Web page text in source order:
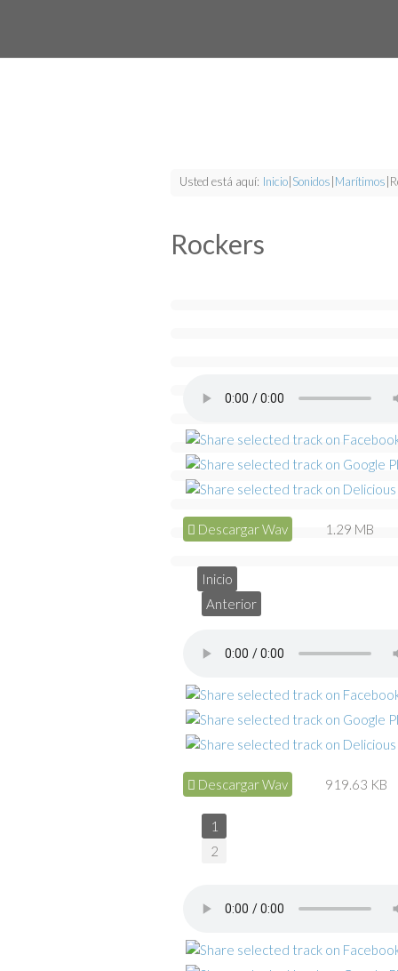
Usted está aquí: Inicio Sonidos Marítimos
Rockers
Descargar Wav 1.29 MB
Descargar Wav 919.63 KB
Inicio
Anterior
1
2